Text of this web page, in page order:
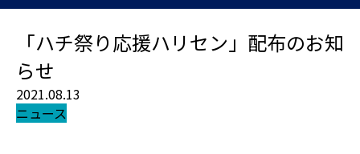
「ハチ祭り応援ハリセン」配布のお知
らせ
2021.08.13
ニュース